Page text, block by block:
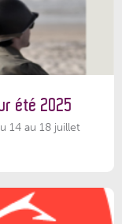
été 2025
14 au 18 juillet